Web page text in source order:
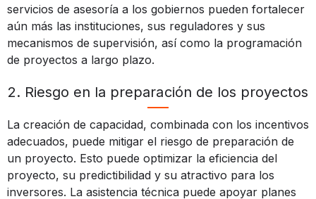
servicios de asesoría a los gobiernos pueden fortalecer
aún más las instituciones, sus reguladores y sus
mecanismos de supervisión, así como la programación
de proyectos a largo plazo.
2. Riesgo en la preparación de los proyectos
La creación de capacidad, combinada con los incentivos
adecuados, puede mitigar el riesgo de preparación de
un proyecto. Esto puede optimizar la eficiencia del
proyecto, su predictibilidad y su atractivo para los
inversores. La asistencia técnica puede apoyar planes